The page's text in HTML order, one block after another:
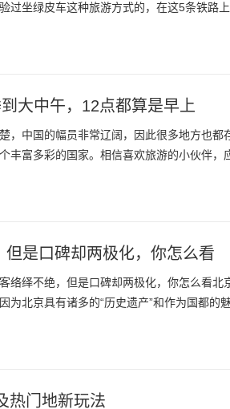
过坐绿皮车这种旅游方式的，在这5条铁路
大中午，12点都算是早上
，中国的幅员非常辽阔，因此很多地方也
丰富多彩的国家。相信喜欢旅游的小伙伴，
是口碑却两极化，你怎么看
络绎不绝，但是口碑却两极化，你怎么看北
为北京具有诸多的“历史遗产”和作为国都的
热门地新玩法